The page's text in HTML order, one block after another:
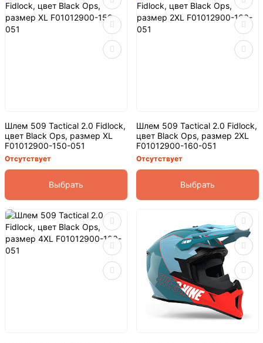
Шлем 509 Tactical 2.0 Fidlock,
цвет Black Ops, размер XL
F01012900-150-051
Отсутствует
Выбрать
Шлем 509 Tactical 2.0 Fidlock,
цвет Black Ops, размер 2XL
F01012900-160-051
Отсутствует
Выбрать